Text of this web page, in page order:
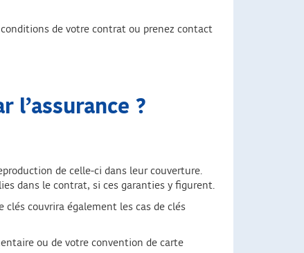
de votre contrat ou prenez contact
l’assurance ?
de celle-ci dans leur couverture.
dans le contrat, si ces garanties y figurent.
couvrira également les cas de clés
ou de votre convention de carte